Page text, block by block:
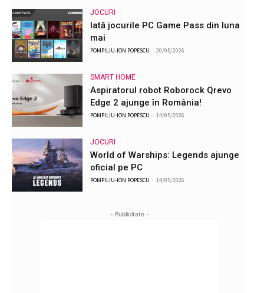
JOCURI
Iată jocurile PC Game Pass din luna
mai
POMPILIU-ION POPESCU - 20/05/2026
SMART HOME
Aspiratorul robot Roborock Qrevo
Edge 2 ajunge în România!
POMPILIU-ION POPESCU - 14/05/2026
JOCURI
World of Warships: Legends ajunge
oficial pe PC
POMPILIU-ION POPESCU - 14/05/2026
- Publicitate -